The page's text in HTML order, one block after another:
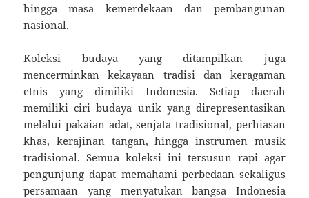
hingga masa kemerdekaan dan pembangunan
nasional.
Koleksi budaya yang ditampilkan juga
mencerminkan kekayaan tradisi dan keragaman
etnis yang dimiliki Indonesia. Setiap daerah
memiliki ciri budaya unik yang direpresentasikan
melalui pakaian adat, senjata tradisional, perhiasan
khas, kerajinan tangan, hingga instrumen musik
tradisional. Semua koleksi ini tersusun rapi agar
pengunjung dapat memahami perbedaan sekaligus
persamaan yang menyatukan bangsa Indonesia